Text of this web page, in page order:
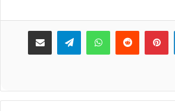
لينكدإنبينتيريست واتسابتيلقرام مشاركة عبر البريد